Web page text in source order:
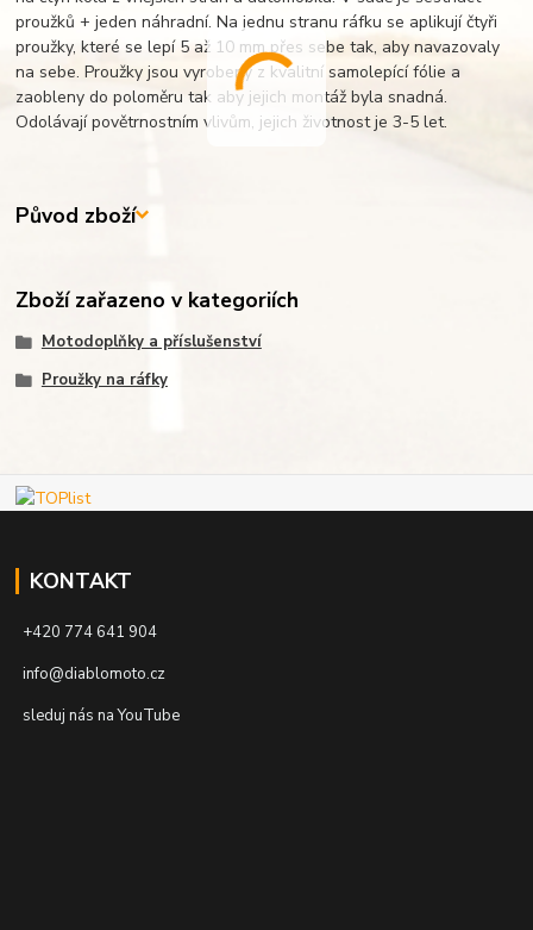
proužků + jeden náhradní. Na jednu stranu ráfku se aplikují čtyři
proužky, které se lepí 5 až 10 mm přes sebe tak, aby navazovaly
na sebe. Proužky jsou vyrobeny z kvalitní samolepící fólie a
zaobleny do poloměru tak aby jejich montáž byla snadná.
Odolávají povětrnostním vlivům, jejich životnost je 3-5 let.
Původ zboží
Zboží zařazeno v kategoriích
Motodoplňky a příslušenství
Proužky na ráfky
KONTAKT
+420 774 641 904
info@diablomoto.cz
sleduj nás na YouTube